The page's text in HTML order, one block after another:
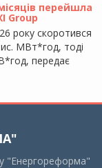
перейшла
Group
року скоротився
МВт*год, тоді
передає
"Енергореформа"